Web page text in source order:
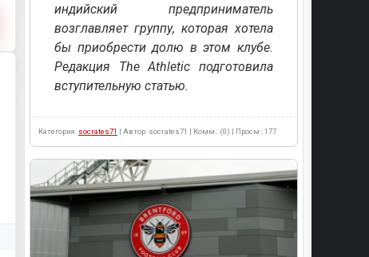
индийский предприниматель
возглавляет группу, которая хотела
бы приобрести долю в этом клубе.
Редакция The Athletic подготовила
вступительную статью.
Категория: socrates71 | Автор: socrates71 | Комм.: (0) | Просм.: 177